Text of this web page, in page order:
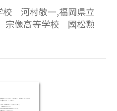
校 河村敬一,福岡県立
宗像高等学校 國松勲